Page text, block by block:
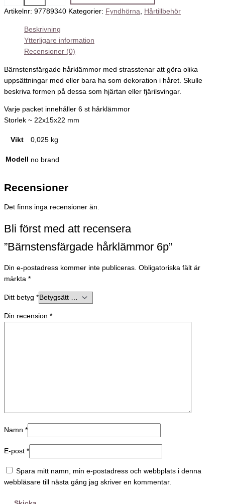
Artikelnr: 97789340 Kategorier: Fyndhörna, Hårtillbehör
Beskrivning
Ytterligare information
Recensioner (0)
Bärnstensfärgade hårklämmor med strasstenar att göra olika
uppsättningar med eller bara ha som dekoration i håret. Skulle
beskriva formen på dessa som hjärtan eller fjärilsvingar.
Varje packet innehåller 6 st hårklämmor
Storlek ~ 22x15x22 mm
Vikt 0,025 kg
Modell no brand
Recensioner
Det finns inga recensioner än.
Bli först med att recensera
”Bärnstensfärgade hårklämmor 6p”
Din e-postadress kommer inte publiceras. Obligatoriska fält är
märkta *
Ditt betyg *
Din recension *
Namn *
E-post *
Spara mitt namn, min e-postadress och webbplats i denna
webbläsare till nästa gång jag skriver en kommentar.